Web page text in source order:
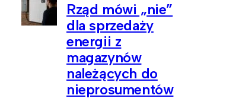
Rząd mówi „nie”
dla sprzedaży
energii z
magazynów
należących do
nieprosumentów